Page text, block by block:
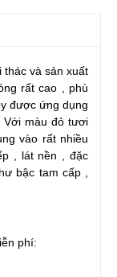
thác và sản xuất
rất cao , phù
được ứng dụng
Với màu đỏ tươi
vào rất nhiều
, lát nền , đặc
bậc tam cấp ,
phí: